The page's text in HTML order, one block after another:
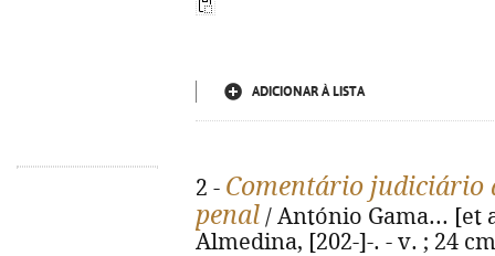
ADICIONAR À LISTA
2 - Comentário judiciário
penal / António Gama... [et
Almedina, [202-]-. - v. ; 24